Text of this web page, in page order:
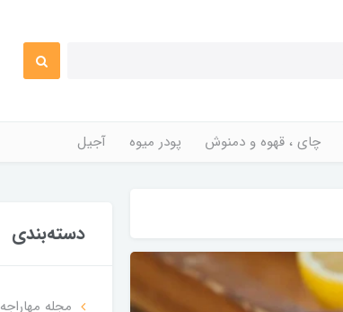
چای ، قهوه و دمنوش پودر میوه آجیل
دسته‌بندی
مجله مهاراجه